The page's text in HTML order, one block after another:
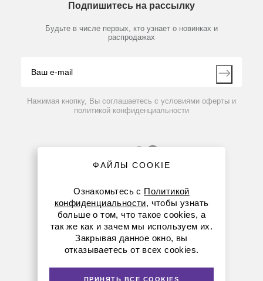
Производители
Мобильное приложение
Партнеры
Контакты
Подпишитесь на рассылку
Будьте в числе первых, кто узнает о новинках и
распродажах
Нажимая кнопку, Вы соглашаетесь с условиями оферты и
политикой конфиденциальности
8 (800) 234-05-08
+7 (923) 303-01-52
ФАЙЛЫ COOKIE
Ознакомьтесь с Политикой
конфиденциальности, чтобы узнать
больше о том, что такое cookies, а
так же как и зачем мы используем их.
Закрывая данное окно, вы
отказываетесь от всех cookies.
ПРИНЯТЬ ВСЕ COOKIES